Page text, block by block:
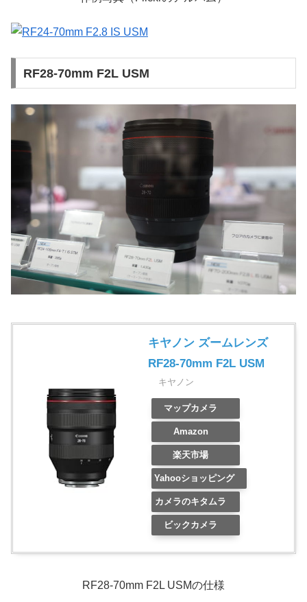
RF28-70mm F2L USM
キヤノン ズームレンズ
RF28-70mm F2L USM
キヤノン
マップカメラ
Amazon
楽天市場
Yahooショッピング
カメラのキタムラ
ビックカメラ
RF28-70mm F2L USMの仕様